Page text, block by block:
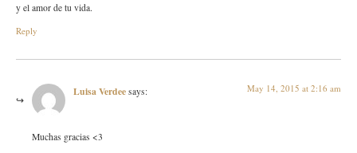
y el amor de tu vida.
Reply
Luisa Verdee says: May 14, 2015 at 2:16 am
Muchas gracias <3